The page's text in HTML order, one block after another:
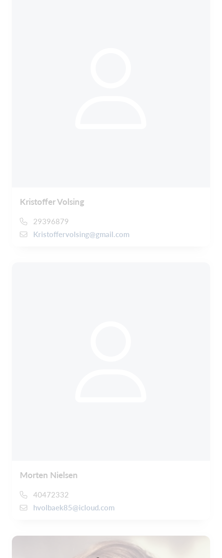
Kristoffer Volsing
29396879
Kristoffervolsing@gmail.com
Morten Nielsen
40472332
hvolbaek85@icloud.com